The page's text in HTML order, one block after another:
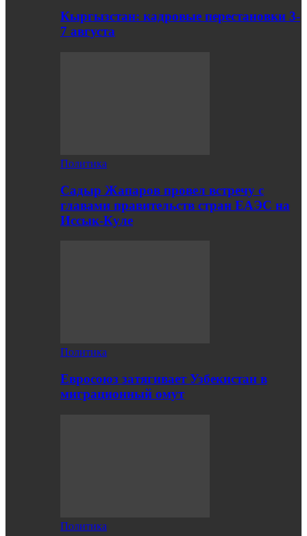
Кыргызстан: кадровые перестановки 3-
7 августа
Политика
Садыр Жапаров провел встречу с
главами правительств стран ЕАЭС на
Иссык-Куле
Политика
Евросоюз затягивает Узбекистан в
миграционный омут
Политика